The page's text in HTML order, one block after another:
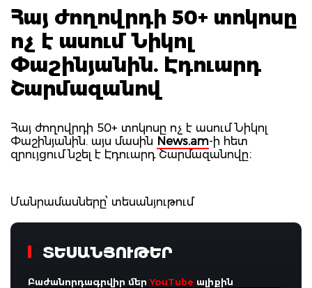
Հայ ժողովրդի 50+ տոկոսը
ոչ է ասում Նիկոլ
Փաշինյանին. Էդուարդ
Շարմազանով
Հայ ժողովրդի 50+ տոկոսը ոչ է ասում Նիկոլ
Փաշինյանին. այս մասին News.am-ի հետ
զրույցում նշել է Էդուարդ Շարմազանովը։
Մանրամասները՝ տեսանյութում
ՏԵՍԱՆՅՈՒԹԵՐ
Բաժանորդագրվիր մերYouTube ալիքին